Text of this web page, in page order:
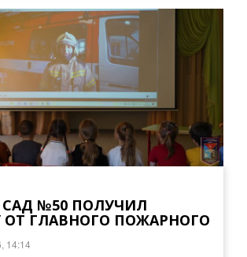
№50 ПОЛУЧИЛ
ГЛАВНОГО ПОЖАРНОГО
14:14